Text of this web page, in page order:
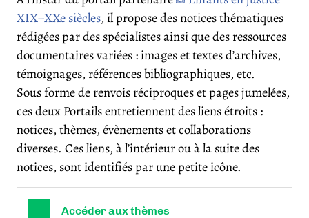
XIX–XXe siècles, il propose des notices thématiques
rédigées par des spécialistes ainsi que des ressources
documentaires variées : images et textes d’archives,
témoignages, références bibliographiques, etc.
Sous forme de renvois réciproques et pages jumelées,
ces deux Portails entretiennent des liens étroits :
notices, thèmes, évènements et collaborations
diverses. Ces liens, à l’intérieur ou à la suite des
notices, sont identifiés par une petite icône.
Accéder aux thèmes